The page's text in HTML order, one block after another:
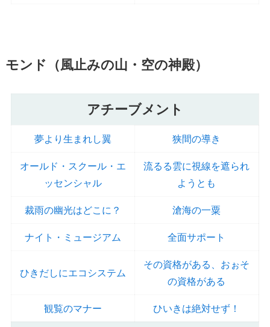
モンド（風止みの山・空の神殿）
アチーブメント
夢より生まれし翼 狭間の導き
オールド・スクール・エ
ッセンシャル
流るる雲に視線を遮られ
ようとも
裁雨の幽光はどこに？ 滄海の一粟
ナイト・ミュージアム 全面サポート
ひきだしにエコシステム
その資格がある、おぉそ
の資格がある
観覧のマナー ひいきは絶対せず！